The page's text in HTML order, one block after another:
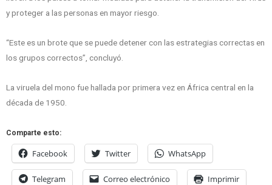
y proteger a las personas en mayor riesgo.
“Este es un brote que se puede detener con las estrategias correctas en
los grupos correctos”, concluyó.
La viruela del mono fue hallada por primera vez en África central en la
década de 1950.
Comparte esto:
Facebook Twitter WhatsApp
Telegram Correo electrónico Imprimir